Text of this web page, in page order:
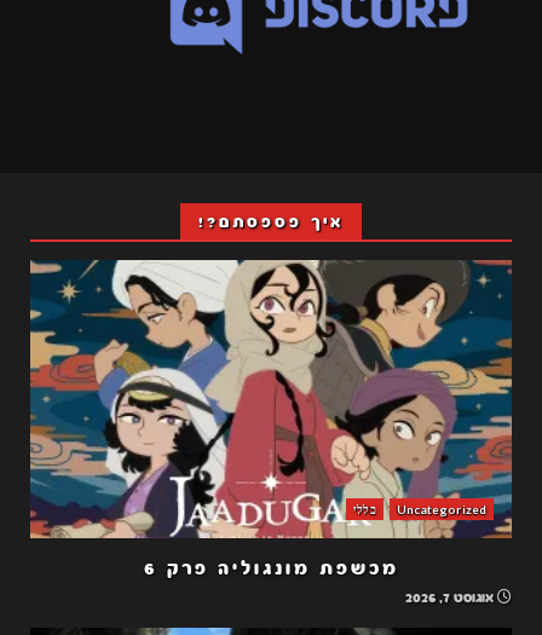
איך פספסתם?!
Uncategorized כללי
מכשפת מונגוליה פרק 6
אוגוסט 7, 2026